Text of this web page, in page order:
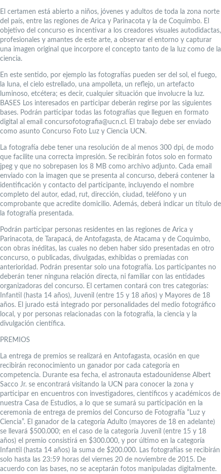
El certamen está abierto a niños, jóvenes y adultos de toda la zona norte
del país, entre las regiones de Arica y Parinacota y la de Coquimbo. El
objetivo del concurso es incentivar a los creadores visuales autodidactas,
profesionales y amantes de este arte, a observar el entorno y capturar
una imagen original que incorpore el concepto tanto de la luz como de la
ciencia.
En este sentido, por ejemplo las fotografías pueden ser del sol, el fuego,
la luna, el cielo estrellado, una ampolleta, un reflejo, un artefacto
luminoso, etcétera; es decir, cualquier situación que involucre la luz.
BASES Los interesados en participar deberán regirse por las siguientes
bases. Podrán participar todas las fotografías que lleguen en formato
digital al email concursofotografia@ucn.cl. El trabajo debe ser enviado
como asunto Concurso Foto Luz y Ciencia UCN.
La fotografía debe tener una resolución de al menos 300 dpi, de modo
que facilite una correcta impresión. Se recibirán fotos solo en formato
jpeg y que no sobrepasen los 8 MB como archivo adjunto. Cada email
enviado con la imagen que se presenta al concurso, deberá contener la
identificación y contacto del participante, incluyendo el nombre
completo del autor, edad, rut, dirección, ciudad, teléfono y un
comprobante que acredite domicilio. Además, deberá indicar un título de
la fotografía presentada.
Podrán participar personas residentes en las regiones de Arica y
Parinacota, de Tarapacá, de Antofagasta, de Atacama y de Coquimbo,
con obras inéditas, las cuales no deben haber sido presentadas en otro
concurso, o publicadas, divulgadas, exhibidas o premiadas con
anterioridad. Podrán presentar solo una fotografía. Los participantes no
deberán tener ninguna relación directa, ni familiar con las entidades
organizadoras del concurso. El certamen contará con tres categorías:
Infantil (hasta 14 años), Juvenil (entre 15 y 18 años) y Mayores de 18
años. El jurado está integrado por personalidades del medio fotográfico
local, y por personas relacionadas con la fotografía, la ciencia y la
divulgación científica.
PREMIOS
La entrega de premios se realizará en Antofagasta, ocasión en que
recibirán reconocimiento un ganador por cada categoría en
competencia. Durante esa fecha, el astronauta estadounidense Albert
Sacco Jr. se encontrará visitando la UCN para conocer la zona y
participar en encuentros con investigadores, científicos y académicos de
nuestra Casa de Estudios, a lo que se sumará su participación en la
ceremonia de entrega de premios del Concurso de Fotografía “Luz y
Ciencia”. El ganador de la categoría Adulto (mayores de 18 en adelante)
se llevará $500.000; en el caso de la categoría Juvenil (entre 15 y 18
años) el premio consistirá en $300.000, y por último en la categoría
Infantil (hasta 14 años) la suma de $200.000. Las fotografías se recibirán
solo hasta las 23:59 horas del viernes 20 de noviembre de 2015. De
acuerdo con las bases, no se aceptarán fotos manipuladas digitalmente.